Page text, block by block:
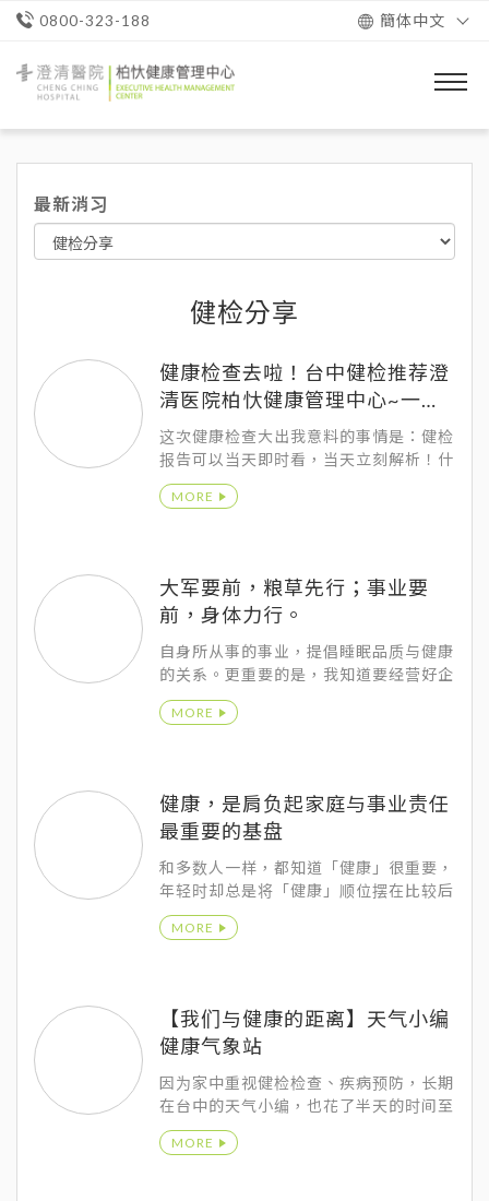
0800-323-188 簡体中文
清
院
最新消习
健检分享
健康检查去啦！台中健检推荐澄
清医院柏忕健康管理中心~一日
游！
这次健康检查大出我意料的事情是：健检
报告可以当天即时看，当天立刻解析！什
么？不用等下次？ ！
MORE
大军要前，粮草先行；事业要
前，身体力行。
自身所从事的事业，提倡睡眠品质与健康
的关系。更重要的是，我知道要经营好企
业，先有健康，才能身体力行！
MORE
健康，是肩负起家庭与事业责任
最重要的基盘
和多数人一样，都知道「健康」很重要，
年轻时却总是将「健康」顺位摆在比较后
面，随着年龄的增长，才显得逐渐重视。
但日夜忙着，也忘记自己到底多少岁数
MORE
【我们与健康的距离】天气小编
健康气象站
因为家中重视健检检查、疾病预防，长期
在台中的天气小编，也花了半天的时间至
柏忕健康管理中心做全身的健康检查。提
到健康与天气变化的关系，黄昱维也说到
MORE